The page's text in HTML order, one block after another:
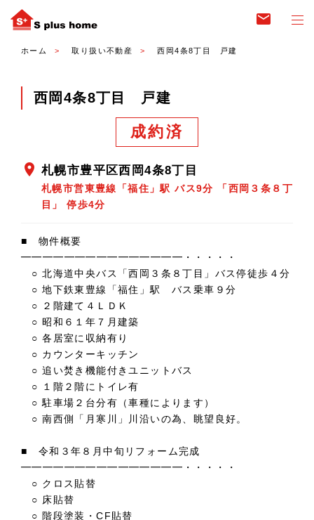
email
ホーム 取り扱い不動産 西岡4条8丁目 戸建
西岡4条8丁目 戸建
成約済
location_on 札幌市豊平区西岡4条8丁目
札幌市営東豊線「福住」駅 バス9分 「西岡３条８丁
目」 停歩4分
■ 物件概要
━━━━━━━━━━━━━━━・・・・・
○ 北海道中央バス「西岡３条８丁目」バス停徒歩４分
○ 地下鉄東豊線「福住」駅 バス乗車９分
○ ２階建て４ＬＤＫ
○ 昭和６１年７月建築
○ 各居室に収納有り
○ カウンターキッチン
○ 追い焚き機能付きユニットバス
○ １階２階にトイレ有
○ 駐車場２台分有（車種によります）
○ 南西側「月寒川」川沿いの為、眺望良好。
■ 令和３年８月中旬リフォーム完成
━━━━━━━━━━━━━━━・・・・・
○ クロス貼替
○ 床貼替
○ 階段塗装・CF貼替